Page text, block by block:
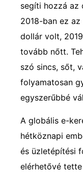
segíti hozzá az
2018-ban ez
dollár volt,
tovább nőtt.
szó sincs, sőt,
folyamatosan
egyszerűbbé
A globális e-
hétköznapi
és üzletépítési
elérhetővé